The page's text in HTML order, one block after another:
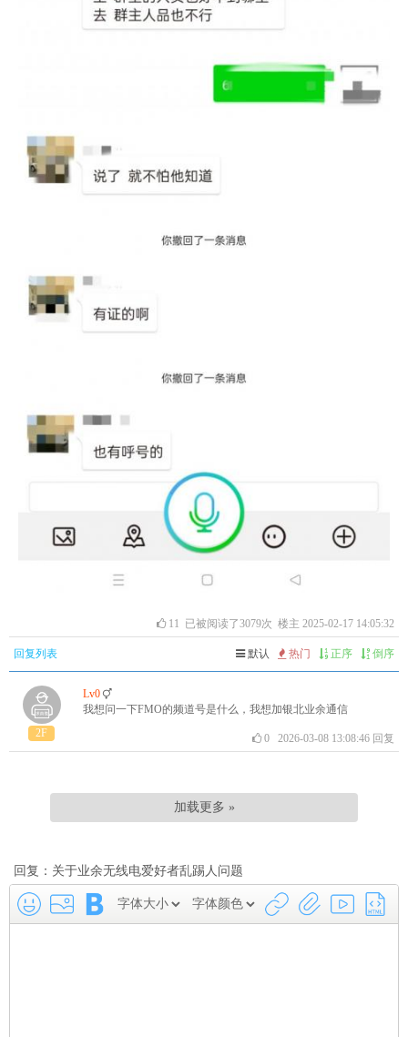
11 已被阅读了3079次 楼主 2025-02-17 14:05:32
回复列表 默认 热门 正序 倒序
2F
Lv0
我想问一下FMO的频道号是什么，我想加银北业余通信
02026-03-08 13:08:46 回复
加载更多 »
回复：关于业余无线电爱好者乱踢人问题